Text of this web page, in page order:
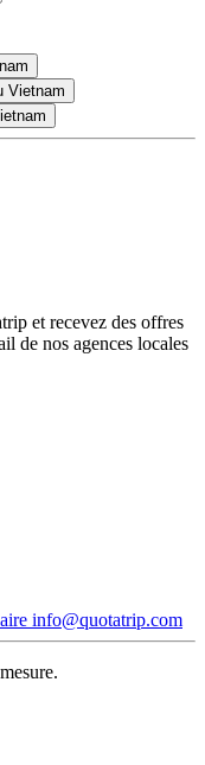
Vietnam
et recevez des offres
de nos agences locales
info@quotatrip.com